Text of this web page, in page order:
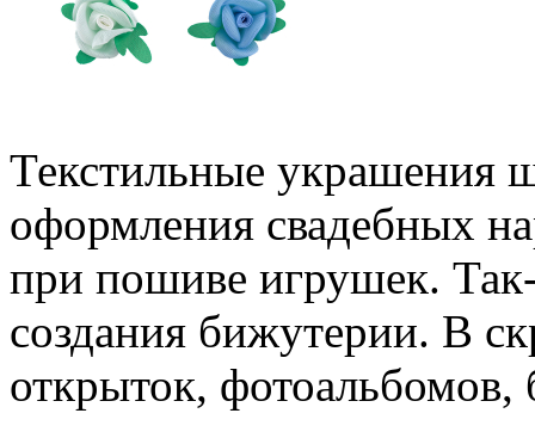
Текстильные украшения
оформления свадебных
при пошиве игрушек.
создания бижутерии. В
открыток, фотоальбомов,